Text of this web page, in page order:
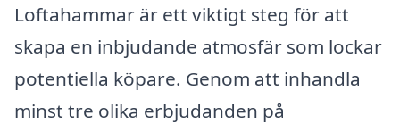
Loftahammar är ett viktigt steg för att
skapa en inbjudande atmosfär som lockar
potentiella köpare. Genom att inhandla
minst tre olika erbjudanden på